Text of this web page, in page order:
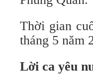
Thời gian
tháng 5 năm
Lời ca yêu